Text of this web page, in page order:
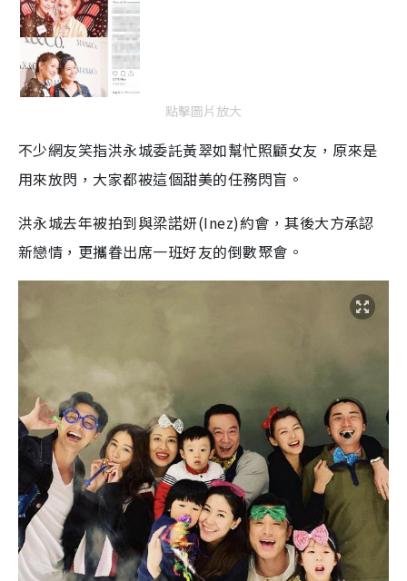
點擊圖片放大
不少網友笑指洪永城委託黃翠如幫忙照顧女友，原來是
用來放閃，大家都被這個甜美的任務閃盲。
洪永城去年被拍到與梁諾妍(Inez)約會，其後大方承認
新戀情，更攜眷出席一班好友的倒數聚會。